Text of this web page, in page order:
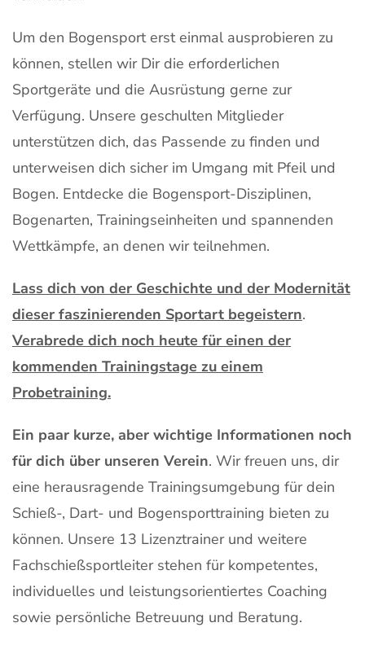
Um den Bogensport erst einmal ausprobieren zu
können, stellen wir Dir die erforderlichen
Sportgeräte und die Ausrüstung gerne zur
Verfügung. Unsere geschulten Mitglieder
unterstützen dich, das Passende zu finden und
unterweisen dich sicher im Umgang mit Pfeil und
Bogen. Entdecke die Bogensport-Disziplinen,
Bogenarten, Trainingseinheiten und spannenden
Wettkämpfe, an denen wir teilnehmen.
Lass dich von der Geschichte und der Modernität
dieser faszinierenden Sportart begeistern.
Verabrede dich noch heute für einen der
kommenden Trainingstage zu einem
Probetraining.
Ein paar kurze, aber wichtige Informationen noch
für dich über unseren Verein. Wir freuen uns, dir
eine herausragende Trainingsumgebung für dein
Schieß-, Dart- und Bogensporttraining bieten zu
können. Unsere 13 Lizenztrainer und weitere
Fachschießsportleiter stehen für kompetentes,
individuelles und leistungsorientiertes Coaching
sowie persönliche Betreuung und Beratung.